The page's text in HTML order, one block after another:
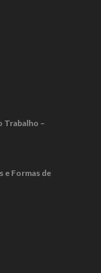
Trabalho –
e Formas de